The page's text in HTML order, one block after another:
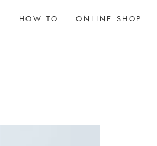
HOW TO ONLINE SHOP